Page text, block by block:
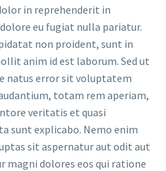
in reprehenderit in
eu fugiat nulla pariatur.
non proident, sunt in
anim id est laborum. Sed ut
natus error sit voluptatem
totam rem aperiam,
veritatis et quasi
sunt explicabo. Nemo enim
sit aspernatur aut odit aut
magni dolores eos qui ratione